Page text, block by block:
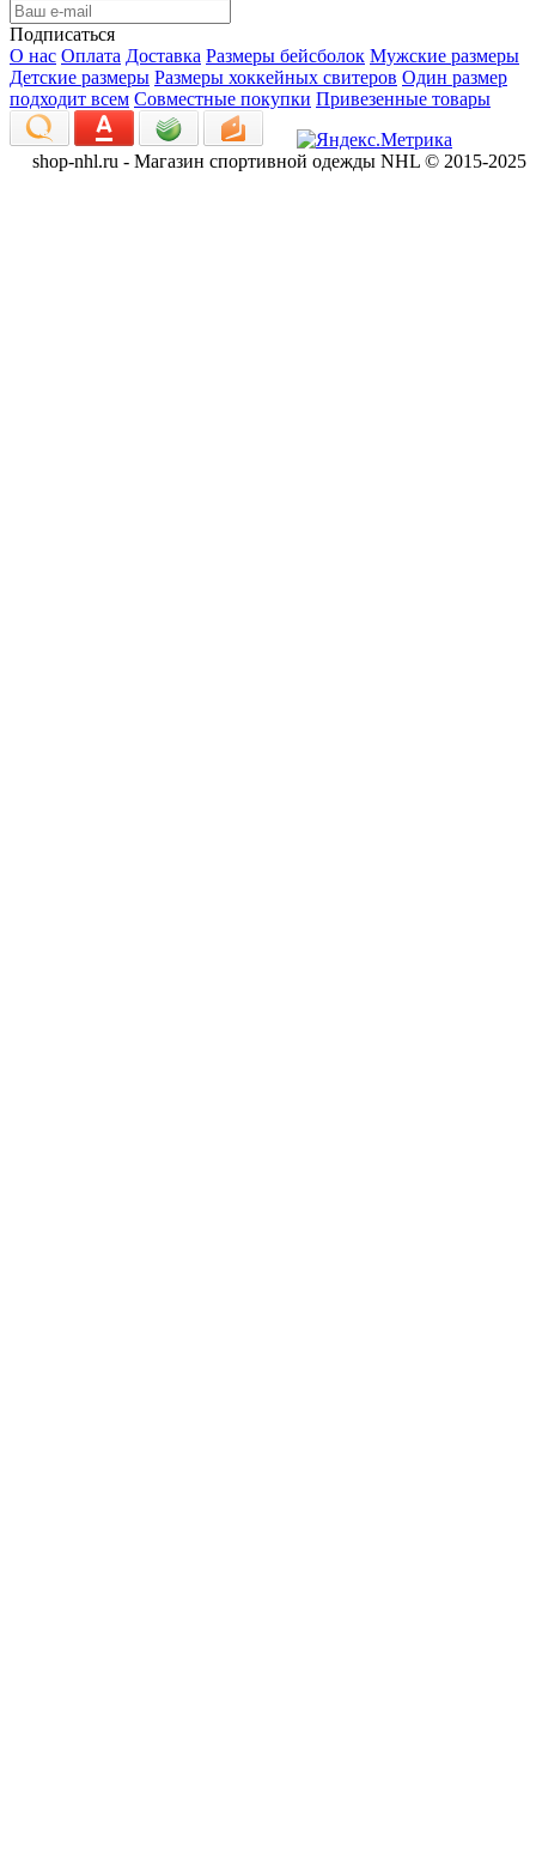
Подписаться
О нас Оплата Доставка Размеры бейсболок Мужские размеры
Детские размеры Размеры хоккейных свитеров Один размер
подходит всем Совместные покупки Привезенные товары
shop-nhl.ru - Магазин спортивной одежды NHL © 2015-2025